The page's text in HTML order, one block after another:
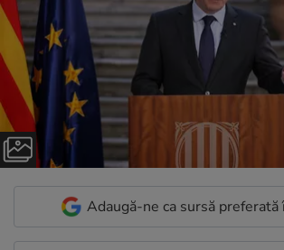
Adaugă-ne ca sursă preferată